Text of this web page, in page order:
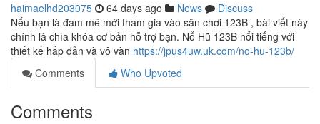
haimaelhd203075 64 days ago News
Discuss
Nếu bạn là đam mê mới tham gia vào sân chơi 123B , bài viết này
chính là chìa khóa cơ bản hỗ trợ bạn. Nổ Hũ 123B nổi tiếng với
thiết kế hấp dẫn và vô vàn https://jpus4uw.uk.com/no-hu-123b/
Comments
Who Upvoted
Comments